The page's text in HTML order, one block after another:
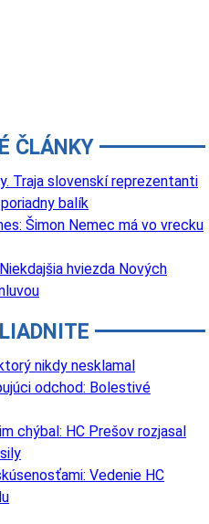
ČLÁNKY
Traja slovenskí reprezentanti
balík
Šimon Nemec má vo vrecku
hviezda Nových
nikdy nesklamal
odchod: Bolestivé
chýbal: HC Prešov rozjasal
Vedenie HC